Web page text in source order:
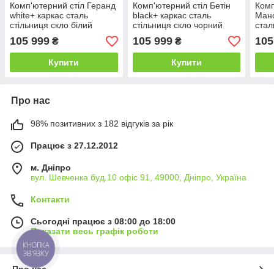
Комп'ютерний стіл Геранд
white+ каркас сталь
стільниця скло білий
глянець 1400х600х750 мм
(БЦ-Стіл ТМ)
105 999 ₴
Купити
Комп'ютерний стіл Бетін
black+ каркас сталь
стільниця скло чорний
глянець 1400х600х750 мм
(БЦ-Стіл ТМ)
105 999₴
Купити
Про нас
98% позитивних з 182 відгуків за рік
Працює з 27.12.2012
м. Дніпро
вул. Шевченка буд.10 офіс 91, 49000, Дніпро, Україна
Контакти
Сьогодні працює з 08:00 до 18:00
Показати весь графік роботи
КНОПКА
ЗВ'ЯЗКУ